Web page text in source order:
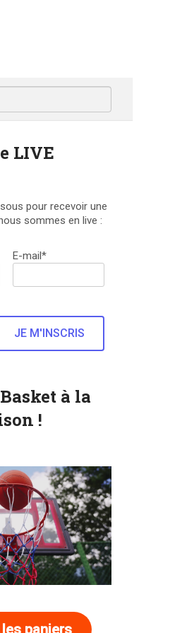
LIVE
pour recevoir une
sommes en live :
E-mail*
à la
!
paniers